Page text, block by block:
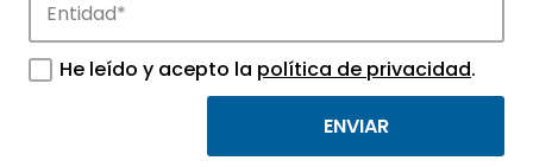
APTE y sus parques científicos y
tecnológicos.
He leído y acepto la política de privacidad.